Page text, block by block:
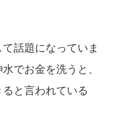
話題になっていま
でお金を洗うと、
と言われている